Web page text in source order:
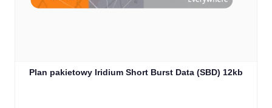
Plan pakietowy Iridium Short Burst Data (SBD) 12kb